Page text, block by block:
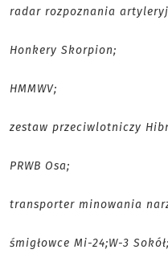
radar rozpoznania
Honkery Skorpion;
HMMWV;
zestaw przeciwlotniczy
PRWB Osa;
transporter minowania
śmigłowce Mi-24;W-3